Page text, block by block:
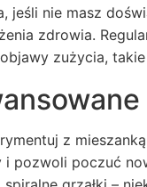
jeśli nie masz
zdrowia.
zużycia,
z
i pozwoli poczuć